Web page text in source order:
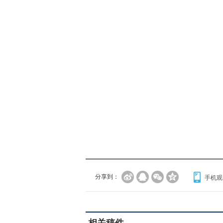
分享到： 手机